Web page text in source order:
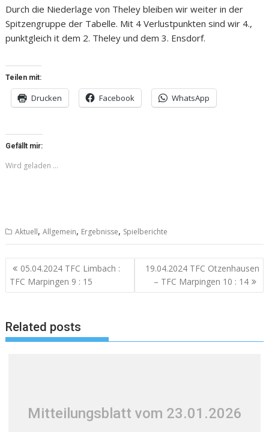
Durch die Niederlage von Theley bleiben wir weiter in der
Spitzengruppe der Tabelle. Mit 4 Verlustpunkten sind wir 4.,
punktgleich it dem 2. Theley und dem 3. Ensdorf.
Teilen mit:
Drucken Facebook WhatsApp
Gefällt mir:
Wird geladen …
Aktuell,Allgemein, Ergebnisse, Spielberichte
Beitragsnavigation
05.04.2024 TFC Limbach :
TFC Marpingen 9 : 15
19.04.2024 TFC Otzenhausen
– TFC Marpingen 10 : 14
Related posts
Mitteilungsblatt vom 23.01.2026